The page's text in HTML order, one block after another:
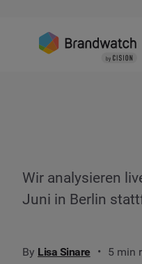
Wir analysieren
Juni in Berlin
By Lisa Sinare 5 min